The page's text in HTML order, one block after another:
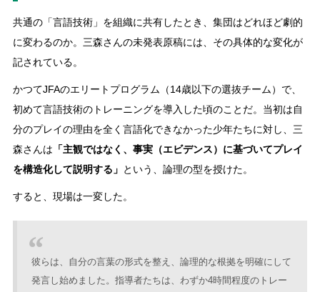
共通の「言語技術」を組織に共有したとき、集団はどれほど劇的
に変わるのか。三森さんの未発表原稿には、その具体的な変化が
記されている。
かつてJFAのエリートプログラム（14歳以下の選抜チーム）で、
初めて言語技術のトレーニングを導入した頃のことだ。当初は自
分のプレイの理由を全く言語化できなかった少年たちに対し、三
森さんは 「主観ではなく、事実（エビデンス）に基づいてプレイ
を構造化して説明する」 という、論理の型を授けた。
すると、現場は一変した。
彼らは、自分の言葉の形式を整え、論理的な根拠を明確にして
発言し始めました。指導者たちは、わずか4時間程度のトレー